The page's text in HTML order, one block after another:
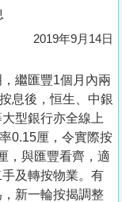
2019年9月14日
繼匯豐1個月內兩
息後，恒生、中銀
型銀行亦全線上
0.15厘，令實際按
，與匯豐看齊，適
及轉按物業。有
新一輪按揭調整